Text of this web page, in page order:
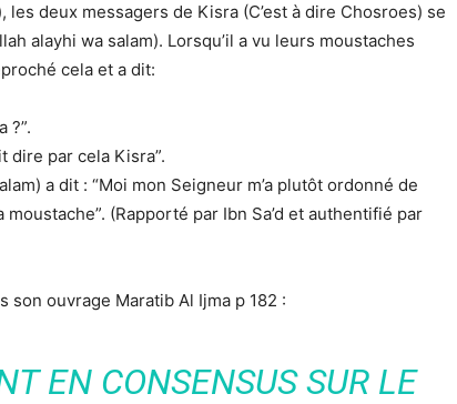
les deux messagers de Kisra (C’est à dire Chosroes) se
alayhi wa salam). Lorsqu’il a vu leurs moustaches
cela et a dit:
?”.
dire par cela Kisra”.
a dit : “Moi mon Seigneur m’a plutôt ordonné de
(Rapporté par Ibn Sa’d et authentifié par
son ouvrage Maratib Al Ijma p 182 :
EN CONSENSUS SUR LE